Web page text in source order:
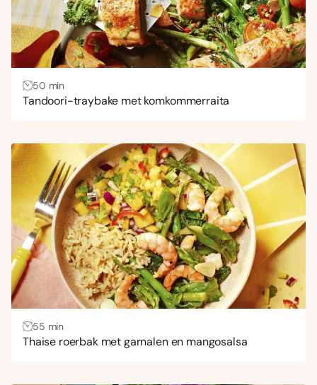
50 min
Tandoori-traybake met komkommerraita
55 min
Thaise roerbak met garnalen en mangosalsa